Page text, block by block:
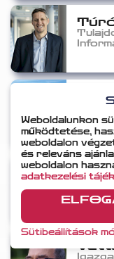
Weboldalunkon
működtetése,
weboldalon
és releváns
weboldalon
adatkezelési
Sütibeállítások